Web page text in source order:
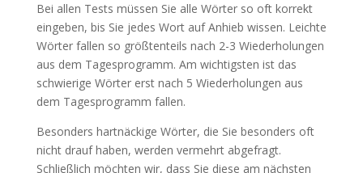
Bei allen Tests müssen Sie alle Wörter so oft korrekt
eingeben, bis Sie jedes Wort auf Anhieb wissen. Leichte
Wörter fallen so größtenteils nach 2-3 Wiederholungen
aus dem Tagesprogramm. Am wichtigsten ist das
schwierige Wörter erst nach 5 Wiederholungen aus
dem Tagesprogramm fallen.
Besonders hartnäckige Wörter, die Sie besonders oft
nicht drauf haben, werden vermehrt abgefragt.
Schließlich möchten wir, dass Sie diese am nächsten